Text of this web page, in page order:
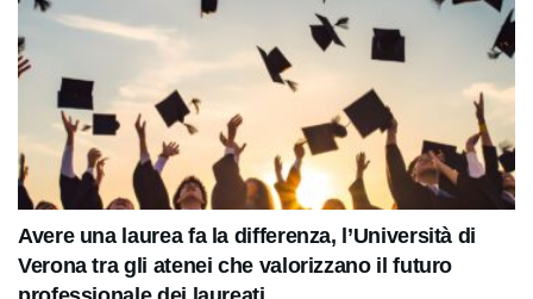
Avere una laurea fa la differenza, l’Università di
Verona tra gli atenei che valorizzano il futuro